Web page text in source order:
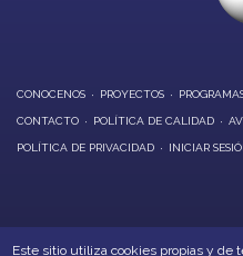
CONOCENOS PROYECTOS
CONTACTO POLÍTICA DE CALIDAD
POLÍTICA DE PRIVACIDAD INICIAR
Este sitio utiliza cookies propias y de